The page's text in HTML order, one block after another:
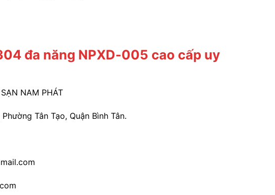
đa năng NPXD-005 cao cấp uy
NAM PHÁT
Tân Tạo, Quận Bình Tân.